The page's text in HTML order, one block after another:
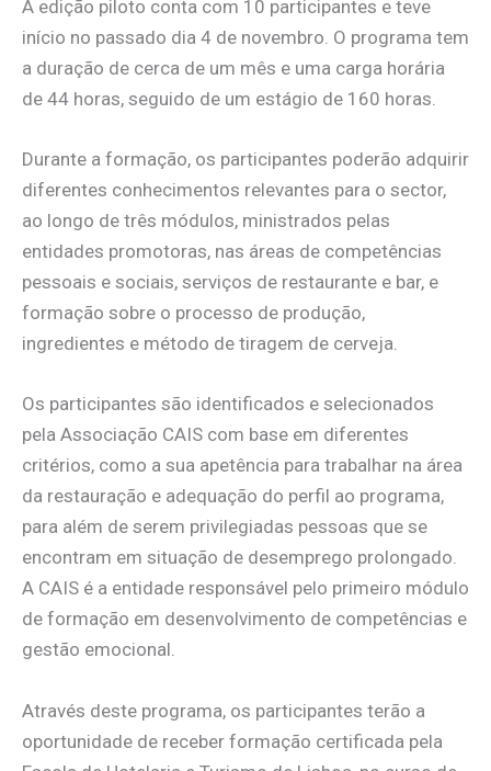
A edição piloto conta com 10 participantes e teve
início no passado dia 4 de novembro. O programa tem
a duração de cerca de um mês e uma carga horária
de 44 horas, seguido de um estágio de 160 horas.
Durante a formação, os participantes poderão adquirir
diferentes conhecimentos relevantes para o sector,
ao longo de três módulos, ministrados pelas
entidades promotoras, nas áreas de competências
pessoais e sociais, serviços de restaurante e bar, e
formação sobre o processo de produção,
ingredientes e método de tiragem de cerveja.
Os participantes são identificados e selecionados
pela Associação CAIS com base em diferentes
critérios, como a sua apetência para trabalhar na área
da restauração e adequação do perfil ao programa,
para além de serem privilegiadas pessoas que se
encontram em situação de desemprego prolongado.
A CAIS é a entidade responsável pelo primeiro módulo
de formação em desenvolvimento de competências e
gestão emocional.
Através deste programa, os participantes terão a
oportunidade de receber formação certificada pela